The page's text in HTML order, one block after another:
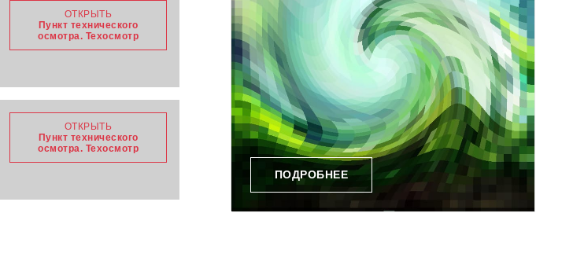
ОТКРЫТЬ
Пункт технического
осмотра. Техосмотр
ОТКРЫТЬ
Пункт технического
осмотра. Техосмотр
ПОДРОБНЕЕ